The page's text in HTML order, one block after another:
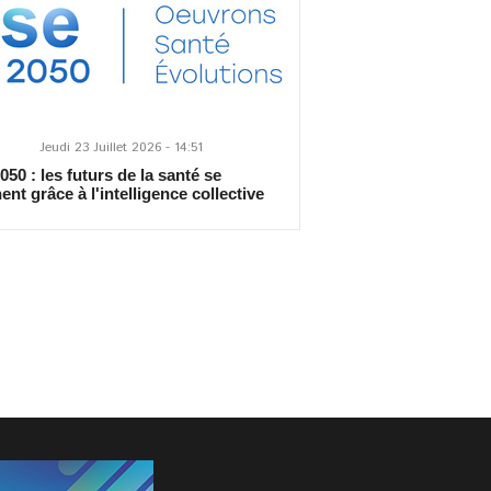
Jeudi 23 Juillet 2026 - 14:51
: les futurs de la santé se
grâce à l'intelligence collective